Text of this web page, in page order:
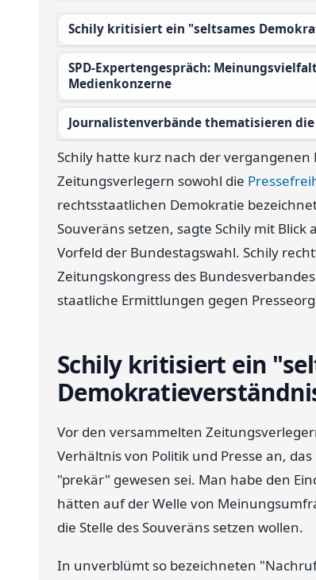
Schily kritisiert ein "seltsames
SPD-Expertengespräch: Meinungsvielfalt versus wirtschaftliche Interessen der
Medienkonzerne
Journalistenverbände thematisieren
Schily hatte kurz nach der
Zeitungsverlegern sowohl die
rechtsstaatlichen Demokratie
Souveräns setzen, sagte Schily mit
Vorfeld der Bundestagswahl. Schily
Zeitungskongress des
staatliche Ermittlungen gegen
Schily kritisiert ein
Vor den versammelten
Verhältnis von Politik und Presse an,
"prekär" gewesen sei. Man habe den
hätten auf der Welle von
die Stelle des Souveräns setzen wollen.
In unverblümt so bezeichneten